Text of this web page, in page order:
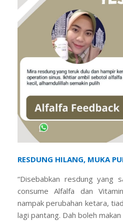
RESDUNG HILANG, MUKA
“Disebabkan resdung yang
consume Alfalfa dan
nampak perubahan ketara,
lagi pantang. Dah boleh